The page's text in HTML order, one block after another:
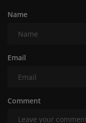
Name
Email
Comment